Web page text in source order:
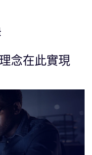
念在此實現